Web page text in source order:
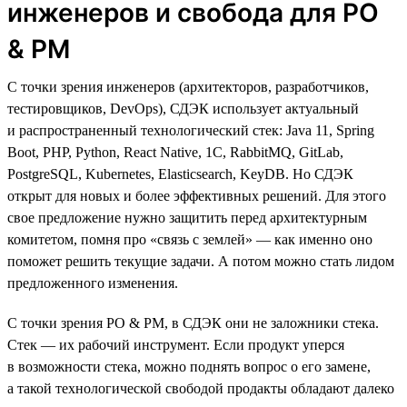
инженеров и свобода для PO
& PM
С точки зрения инженеров (архитекторов, разработчиков,
тестировщиков, DevOps), СДЭК использует актуальный
и распространенный технологический стек: Java 11, Spring
Boot, PHP, Python, React Native, 1C, RabbitMQ, GitLab,
PostgreSQL, Kubernetes, Elasticsearch, KeyDB. Но СДЭК
открыт для новых и более эффективных решений. Для этого
свое предложение нужно защитить перед архитектурным
комитетом, помня про «связь с землей» — как именно оно
поможет решить текущие задачи. А потом можно стать лидом
предложенного изменения.
С точки зрения PO & PM, в СДЭК они не заложники стека.
Стек — их рабочий инструмент. Если продукт уперся
в возможности стека, можно поднять вопрос о его замене,
а такой технологической свободой продакты обладают далеко